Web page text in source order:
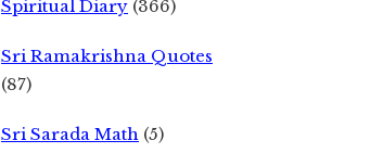
Spiritual Diary (366)
Sri Ramakrishna Quotes
(87)
Sri Sarada Math (5)